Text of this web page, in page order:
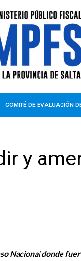
COMITÉ DE EVALUACIÓN
y
Nacional donde